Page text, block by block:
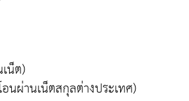
น็ต)
อนผ่านเน็ตสกุลต่างประเทศ)